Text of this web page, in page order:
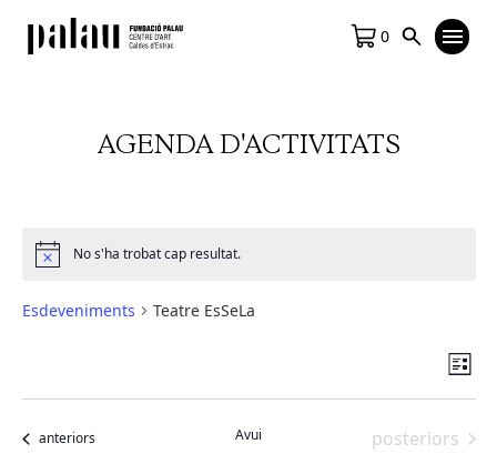
0
AGENDA D'ACTIVITATS
Notice No s'ha trobat cap resultat.
Esdeveniments Teatre EsSeLa
de
de
Llista
Esdeveniments
anteriors Avui Esdeveniments
posteriors